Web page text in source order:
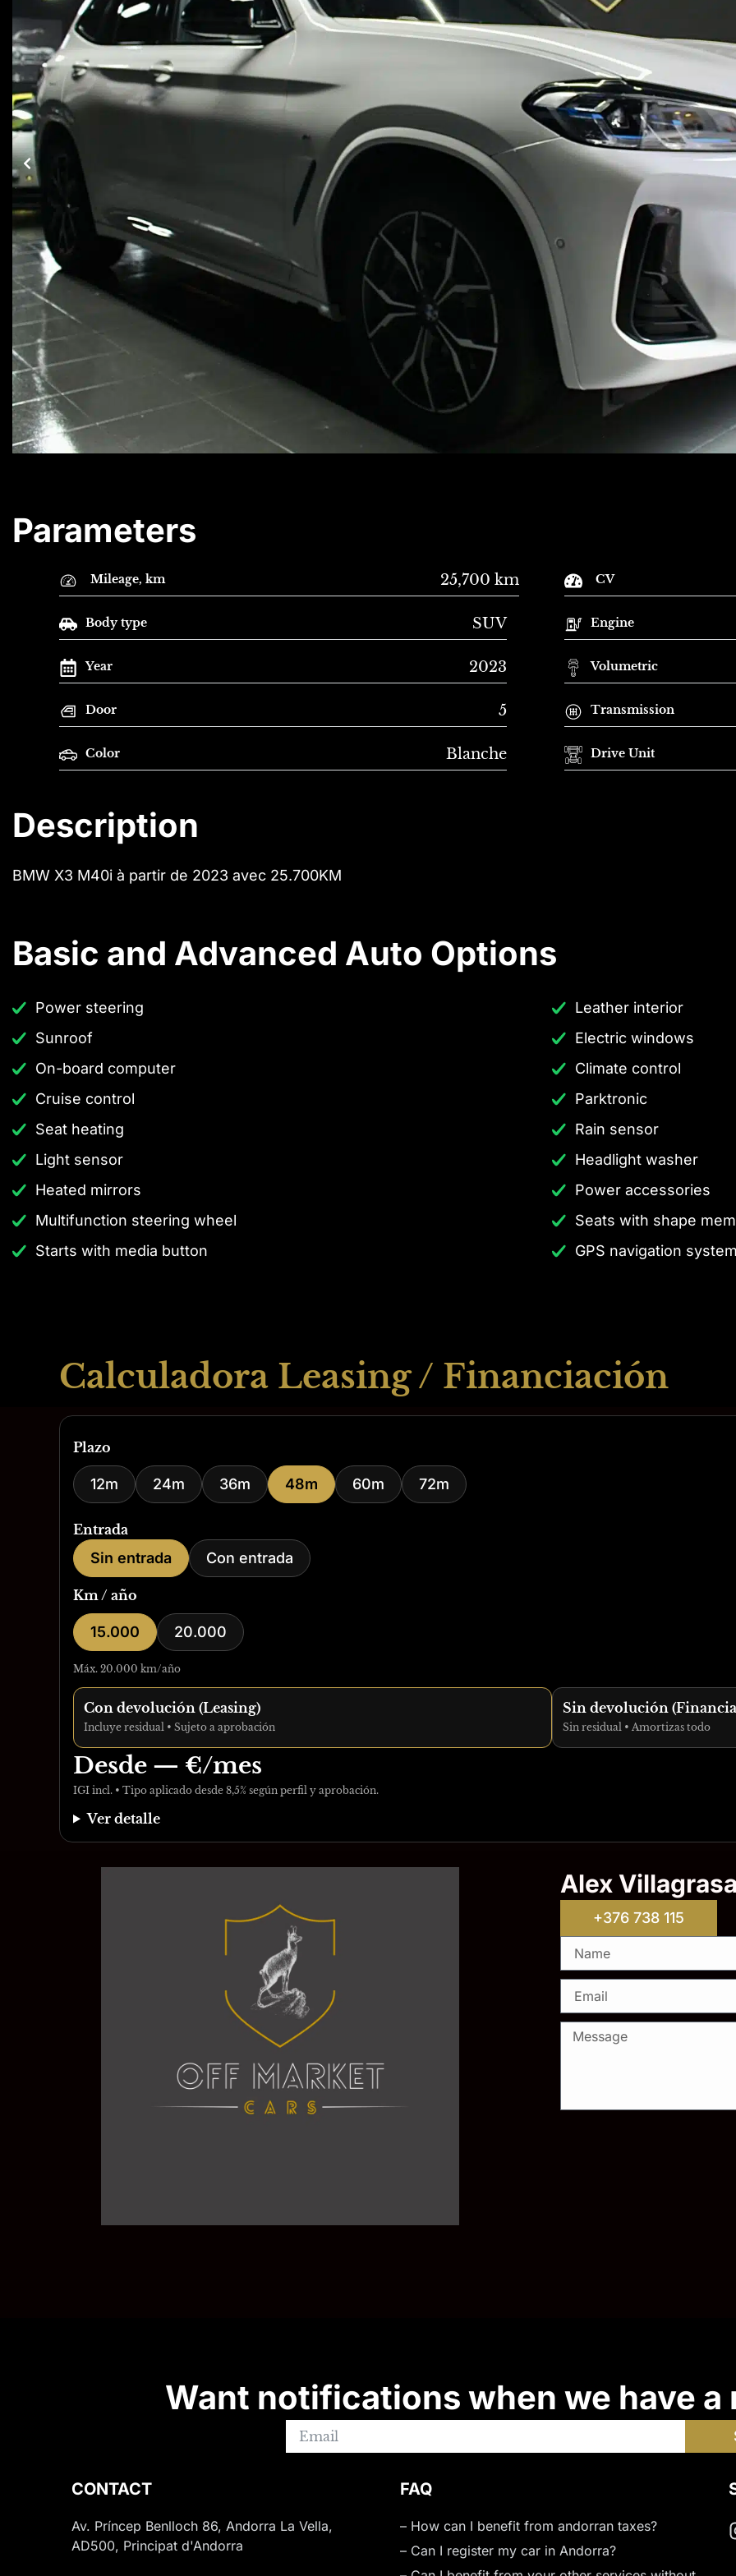
Parameters
Mileage, km 25,700 km CV
Body type SUV Engine
Year 2023 Volumetric
Door 5 Transmission
Color Blanche Drive Unit
Description
BMW X3 M40i à partir de 2023 avec 25.700KM
Basic and Advanced Auto Options
Power steering
Leather interior
Sunroof
Electric windows
On-board computer
Climate control
Cruise control
Parktronic
Seat heating
Rain sensor
Light sensor
Headlight washer
Heated mirrors
Power accessories
Multifunction steering wheel
Seats with shape
Starts with media button
GPS navigation
Calculadora Leasing / Financiación
Plazo
12m 24m 36m 48m 60m 72m
Entrada
Sin entrada Con entrada
Km / año
15.000 20.000
Máx. 20.000 km/año
Con devolución (Leasing)
Incluye residual • Sujeto a aprobación
Sin devolución
Sin residual • Amortizas todo
Desde — €/mes
IGI incl. • Tipo aplicado desde 8,5% según perfil y aprobación.
Ver detalle
Alex
+376 738 115
Want notifications when we have a
CONTACT
Av. Príncep Benlloch 86, Andorra La Vella,
AD500, Principat d'Andorra
FAQ
– How can I benefit from andorran taxes?
– Can I register my car in Andorra?